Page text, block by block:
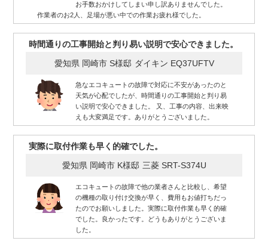
お手数おかけしてしまい申し訳ありませんでした。
作業者のお2人、足場が悪い中での作業お疲れ様でした。
時間通りの工事開始と判り易い説明で安心できました。
愛知県 岡崎市 S様邸 ダイキン EQ37UFTV
急なエコキュートの故障で対応に不安があったのと
天気が心配でしたが、時間通りの工事開始と判り易
い説明で安心できました。 又、工事の内容、出来映
えも大変満足です。ありがとうございました。
実際に取付作業も早く的確でした。
愛知県 岡崎市 K様邸 三菱 SRT-S374U
エコキュートの故障で他の業者さんと比較し、希望
の機種の取り付け交換が早く、費用もお値打ちだっ
たのでお願いしました。実際に取付作業も早く的確
でした。良かったです。どうもありがとうございま
した。